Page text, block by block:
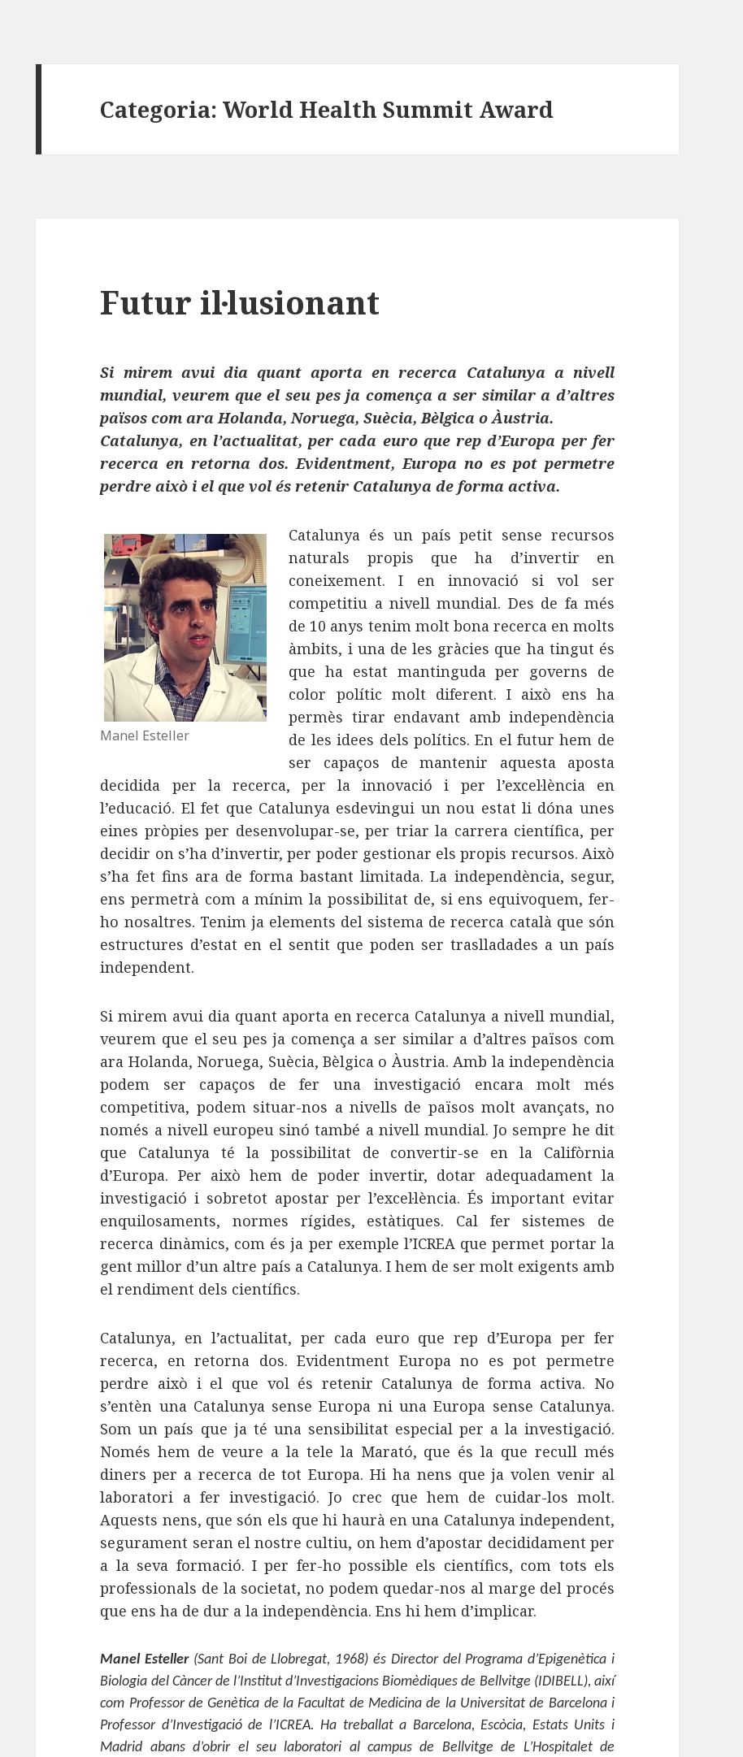
Categoria:World Health Summit Award
Futur il·lusionant
Si mirem avui dia quant aporta en recerca Catalunya a nivell
mundial, veurem que el seu pes ja comença a ser similar a d’altres
països com ara Holanda, Noruega, Suècia, Bèlgica o Àustria.
Catalunya, en l’actualitat, per cada euro que rep d’Europa per fer
recerca en retorna dos. Evidentment, Europa no es pot permetre
perdre això i el que vol és retenir Catalunya de forma activa.
Manel Esteller
Catalunya és un país petit sense recursos
naturals propis que ha d’invertir en
coneixement. I en innovació si vol ser
competitiu a nivell mundial. Des de fa més
de 10 anys tenim molt bona recerca en molts
àmbits, i una de les gràcies que ha tingut és
que ha estat mantinguda per governs de
color polític molt diferent. I això ens ha
permès tirar endavant amb independència
de les idees dels polítics. En el futur hem de
ser capaços de mantenir aquesta aposta
decidida per la recerca, per la innovació i per l’excel·lència en
l’educació. El fet que Catalunya esdevingui un nou estat li dóna unes
eines pròpies per desenvolupar-se, per triar la carrera científica, per
decidir on s’ha d’invertir, per poder gestionar els propis recursos. Això
s’ha fet fins ara de forma bastant limitada. La independència, segur,
ens permetrà com a mínim la possibilitat de, si ens equivoquem, fer-
ho nosaltres. Tenim ja elements del sistema de recerca català que són
estructures d’estat en el sentit que poden ser traslladades a un país
independent.
Si mirem avui dia quant aporta en recerca Catalunya a nivell mundial,
veurem que el seu pes ja comença a ser similar a d’altres països com
ara Holanda, Noruega, Suècia, Bèlgica o Àustria. Amb la independència
podem ser capaços de fer una investigació encara molt més
competitiva, podem situar-nos a nivells de països molt avançats, no
només a nivell europeu sinó també a nivell mundial. Jo sempre he dit
que Catalunya té la possibilitat de convertir-se en la Califòrnia
d’Europa. Per això hem de poder invertir, dotar adequadament la
investigació i sobretot apostar per l’excel·lència. És important evitar
enquilosaments, normes rígides, estàtiques. Cal fer sistemes de
recerca dinàmics, com és ja per exemple l’ICREA que permet portar la
gent millor d’un altre país a Catalunya. I hem de ser molt exigents amb
el rendiment dels científics.
Catalunya, en l’actualitat, per cada euro que rep d’Europa per fer
recerca, en retorna dos. Evidentment Europa no es pot permetre
perdre això i el que vol és retenir Catalunya de forma activa. No
s’entèn una Catalunya sense Europa ni una Europa sense Catalunya.
Som un país que ja té una sensibilitat especial per a la investigació.
Només hem de veure a la tele la Marató, que és la que recull més
diners per a recerca de tot Europa. Hi ha nens que ja volen venir al
laboratori a fer investigació. Jo crec que hem de cuidar-los molt.
Aquests nens, que són els que hi haurà en una Catalunya independent,
segurament seran el nostre cultiu, on hem d’apostar decididament per
a la seva formació. I per fer-ho possible els científics, com tots els
professionals de la societat, no podem quedar-nos al marge del procés
que ens ha de dur a la independència. Ens hi hem d’implicar.
Manel Esteller (Sant Boi de Llobregat, 1968) és Director del Programa d’Epigenètica i
Biologia del Càncer de l’Institut d’Investigacions Biomèdiques de Bellvitge (IDIBELL), així
com Professor de Genètica de la Facultat de Medicina de la Universitat de Barcelona i
Professor d’Investigació de l’ICREA. Ha treballat a Barcelona, Escòcia, Estats Units i
Madrid abans d’obrir el seu laboratori al campus de Bellvitge de L’Hospitalet de